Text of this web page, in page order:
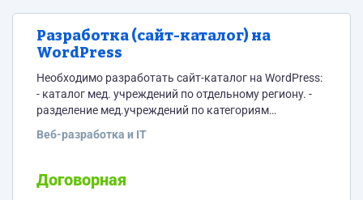
Разработка (сайт-каталог) на
WordPress
Необходимо разработать сайт-каталог на WordPress:
- каталог мед. учреждений по отдельному региону. -
разделение мед.учреждений по категориям
(стоматологии, мед. центры и т.д.) - в карточке
каждого мед. учреждения должна быть возможность
дизайн адаптивный.
Веб-разработка и IT
Договорная